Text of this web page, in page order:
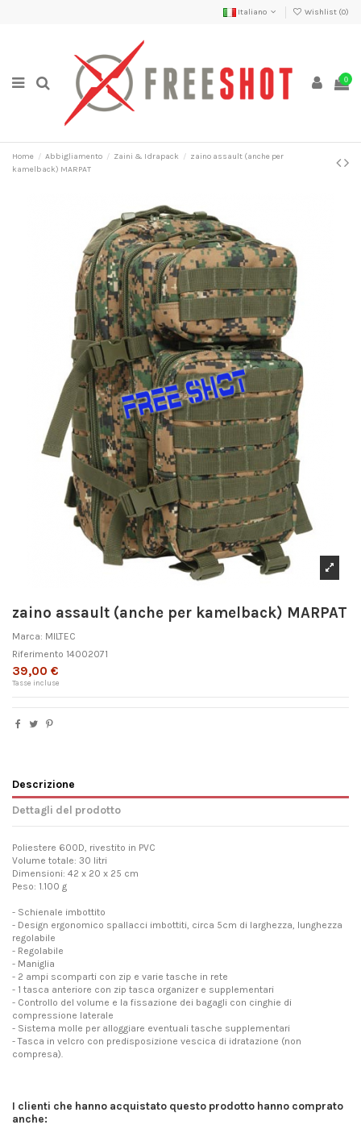
Italiano Wishlist (0)
0
Home Abbigliamento Zaini & Idrapack
zaino assault (anche per
kamelback) MARPAT
zaino assault (anche per kamelback) MARPAT
Marca: MILTEC
Riferimento 14002071
39,00 €
Tasse incluse
Descrizione
Dettagli del prodotto
Poliestere 600D, rivestito in PVC
Volume totale: 30 litri
Dimensioni: 42 x 20 x 25 cm
Peso: 1.100 g
- Schienale imbottito
- Design ergonomico spallacci imbottiti, circa 5cm di larghezza, lunghezza
regolabile
- Regolabile
- Maniglia
- 2 ampi scomparti con zip e varie tasche in rete
- 1 tasca anteriore con zip tasca organizer e supplementari
- Controllo del volume e la fissazione dei bagagli con cinghie di
compressione laterale
- Sistema molle per alloggiare eventuali tasche supplementari
- Tasca in velcro con predisposizione vescica di idratazione (non
compresa).
I clienti che hanno acquistato questo prodotto hanno comprato
anche: